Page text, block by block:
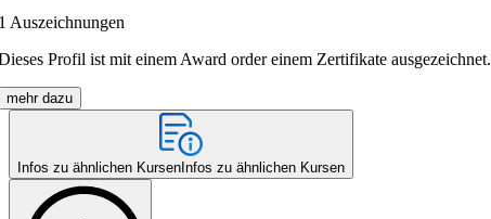
Auszeichnungen
Profil ist mit einem Award order einem Zertifikate ausgezeichnet.
mehr dazu
Infos zu ähnlichen Kursen Infos zu ähnlichen Kursen